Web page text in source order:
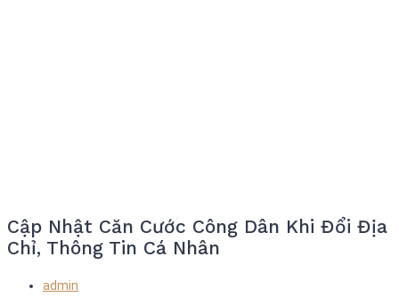
Cập Nhật Căn Cước Công Dân Khi Đổi Địa
Chỉ, Thông Tin Cá Nhân
admin